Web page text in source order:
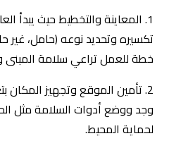
1. المعاينة والتخطيط حيث يبدأ
تكسيره وتحديد نوعه (حامل، غير
خطة للعمل تراعي سلامة
2. تأمين الموقع وتجهيز المكان
وجد ووضع أدوات السلامة مثل
لحماية المحيط.